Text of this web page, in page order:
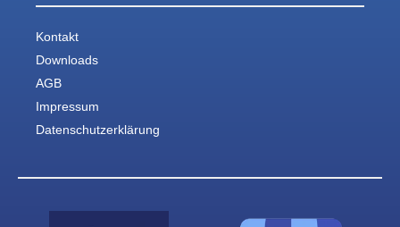
Kontakt
Downloads
AGB
Impressum
Datenschutzerklärung